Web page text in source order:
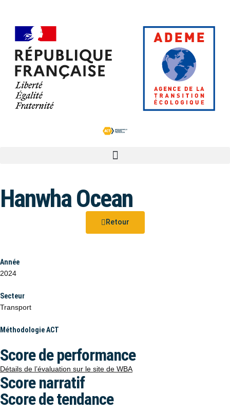
Hanwha Ocean
Retour
Année
2024
Secteur
Transport
Méthodologie ACT
Score de performance
Détails de l’évaluation sur le site de WBA
Score narratif
Score de tendance